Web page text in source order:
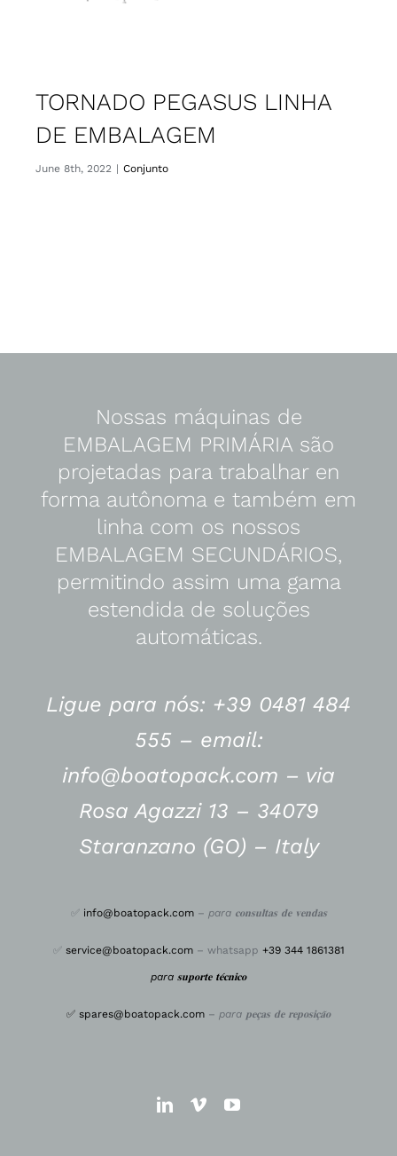
TORNADO PEGASUS LINHA
DE EMBALAGEM
June 8th, 2022 | Conjunto
Nossas máquinas de
EMBALAGEM PRIMÁRIA são
projetadas para trabalhar en
forma autônoma e também em
linha com os nossos
EMBALAGEM SECUNDÁRIOS,
permitindo assim uma gama
estendida de soluções
automáticas.
Ligue para nós: +39 0481 484
555 – email:
info@boatopack.com – via
Rosa Agazzi 13 – 34079
Staranzano (GO) – Italy
✅ info@boatopack.com– para 𝐜𝐨𝐧𝐬𝐮𝐥𝐭𝐚𝐬 𝐝𝐞 𝐯𝐞𝐧𝐝𝐚𝐬
✅ service@boatopack.com– whatsapp +39 344 1861381
para 𝐬𝐮𝐩𝐨𝐫𝐭𝐞 𝐭𝐞́𝐜𝐧𝐢𝐜𝐨
✅ spares@boatopack.com – para 𝐩𝐞𝐜̧𝐚𝐬 𝐝𝐞 𝐫𝐞𝐩𝐨𝐬𝐢𝐜̧𝐚̃𝐨